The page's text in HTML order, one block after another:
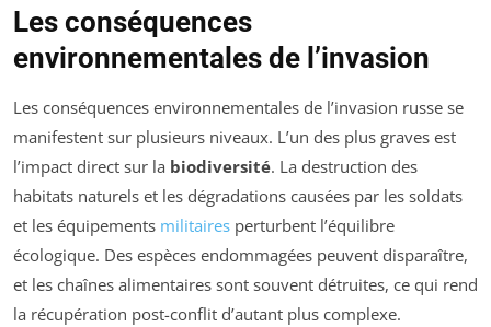
Les conséquences
environnementales de l’invasion
Les conséquences environnementales de l’invasion russe se
manifestent sur plusieurs niveaux. L’un des plus graves est
l’impact direct sur la biodiversité. La destruction des
habitats naturels et les dégradations causées par les soldats
et les équipements militaires perturbent l’équilibre
écologique. Des espèces endommagées peuvent disparaître,
et les chaînes alimentaires sont souvent détruites, ce qui rend
la récupération post-conflit d’autant plus complexe.